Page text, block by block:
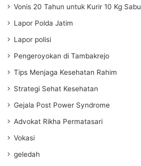
Vonis 20 Tahun untuk Kurir 10 Kg Sabu
Lapor Polda Jatim
Lapor polisi
Pengeroyokan di Tambakrejo
Tips Menjaga Kesehatan Rahim
Strategi Sehat Kesehatan
Gejala Post Power Syndrome
Advokat Rikha Permatasari
Vokasi
geledah